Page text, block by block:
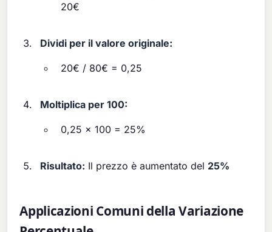
20€
Dividi per il valore originale:
20€ / 80€ = 0,25
Moltiplica per 100:
0,25 × 100 = 25%
Risultato: Il prezzo è aumentato del 25%
Applicazioni Comuni della Variazione